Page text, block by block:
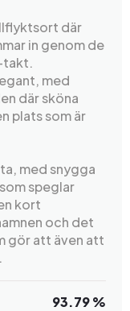
där
in genom de
takt.
med
där sköna
plats som är
med snygga
speglar
kort
och det
gör att även att
93.79 %